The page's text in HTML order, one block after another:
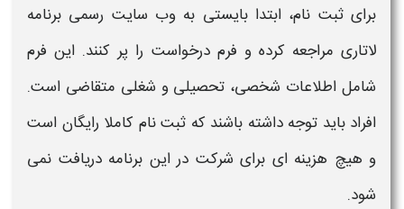
برایثبت نام، ابتدا بایستی به وب‌ سایت رسمی برنامه
لاتاری مراجعه کرده و فرم درخواست را پر کنند. این فرم
شامل اطلاعات شخصی، تحصیلی و شغلی متقاضی است.
افراد باید توجه داشته باشند که ثبت نام کاملا رایگان است
و هیچ هزینه ای برای شرکت در این برنامه دریافت نمی‌
شود.